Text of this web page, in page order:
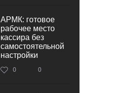
АРМК: готовое
рабочее место
кассира без
самостоятельной
настройки
0 0